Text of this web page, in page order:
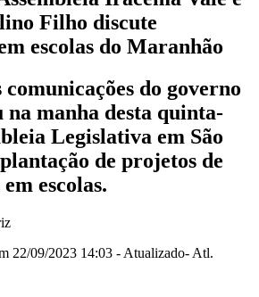
Filho discute
escolas do Maranhão
do governo
manha desta quinta-
Legislativa em São
de projetos de
escolas.
22/09/2023 14:03 - Atualizado- Atl.